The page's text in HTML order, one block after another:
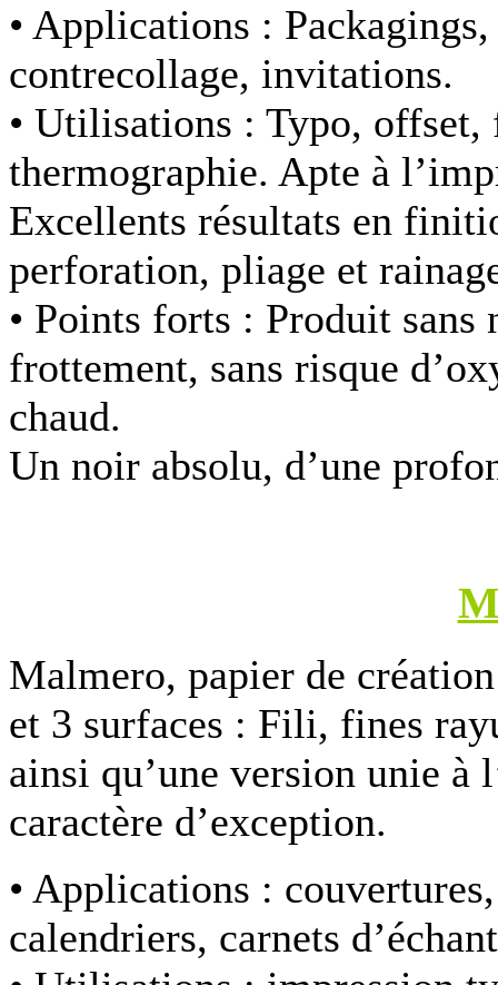
• Applications :
contrecollage, invitations.
• Utilisations : Typo, offset,
thermographie. Apte à
Excellents résultats en
perforation, pliage et
• Points forts : Produit sans
frottement, sans risque
chaud.
Un noir absolu, d’une
Malmero, papier de
et 3 surfaces : Fili, fines
ainsi qu’une version unie à
caractère d’exception.
• Applications :
calendriers, carnets